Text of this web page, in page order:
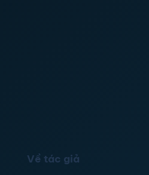
Về tác giả